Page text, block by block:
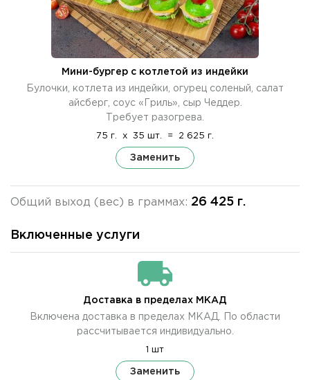
Мини-бургер с котлетой из индейки
Булочки, котлета из индейки, огурец соленый, салат
айсберг, соус «Гриль», сыр Чеддер.
Требует разогрева.
75 г. x 35 шт. = 2 625 г.
Заменить
Общий выход (вес) в граммах: 26 425 г.
Включенные услуги
Доставка в пределах МКАД
Включена доставка в пределах МКАД. По области
рассчитывается индивидуально.
1 шт
Заменить